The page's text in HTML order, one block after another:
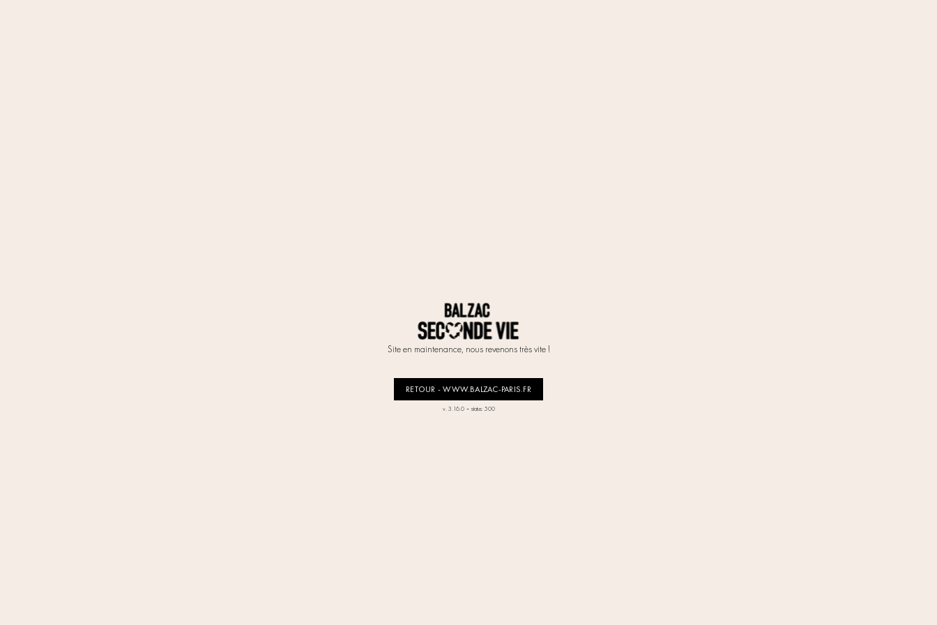
Site en maintenance, nous revenons très vite !
RETOUR - WWW.BALZAC-PARIS.FR
v. 3.16.0- status: 500